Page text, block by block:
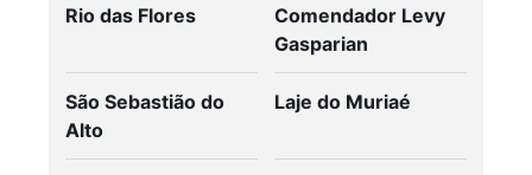
Rio das Flores
Comendador Levy
Gasparian
São Sebastião do
Alto
Laje do Muriaé